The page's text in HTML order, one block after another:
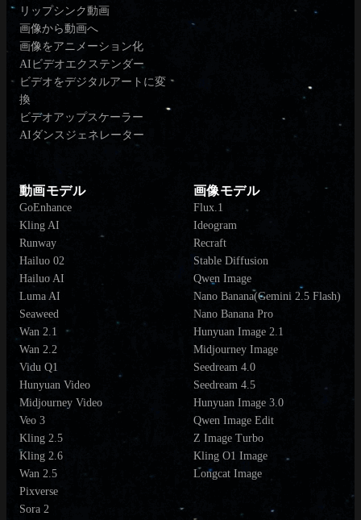
リップシンク動画
画像から動画へ
画像をアニメーション化
AIビデオエクステンダー
ビデオをデジタルアートに変
換
ビデオアップスケーラー
AIダンスジェネレーター
動画モデル
GoEnhance
Kling AI
Runway
Hailuo 02
Hailuo AI
Luma AI
Seaweed
Wan 2.1
Wan 2.2
Vidu Q1
Hunyuan Video
Midjourney Video
Veo 3
Kling 2.5
Kling 2.6
Wan 2.5
Pixverse
Sora 2
画像モデル
Flux.1
Ideogram
Recraft
Stable Diffusion
Qwen Image
Nano Banana(Gemini 2.5 Flash)
Nano Banana Pro
Hunyuan Image 2.1
Midjourney Image
Seedream 4.0
Seedream 4.5
Hunyuan Image 3.0
Qwen Image Edit
Z Image Turbo
Kling O1 Image
Longcat Image